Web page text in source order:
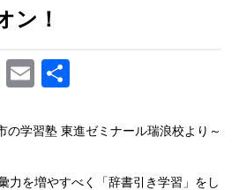
ン！
Hatena
Email
の学習塾 東進ゼミナール瑞浪校より～
力を増やすべく「辞書引き学習」をし